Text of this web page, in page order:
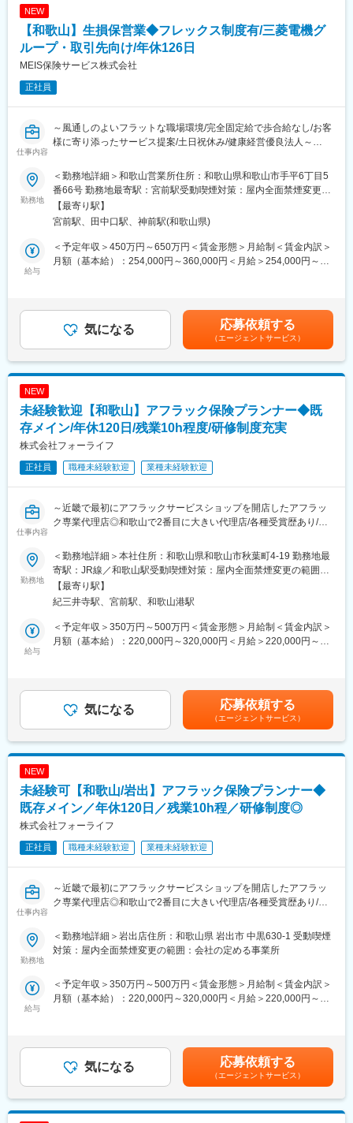
NEW
【和歌山】生損保営業◆フレックス制度有/三菱電機グ
ループ・取引先向け/年休126日
MEIS保険サービス株式会社
正社員
仕事内容
～風通しのよいフラットな職場環境/完全固定給で歩合給なし/お客
様に寄り添ったサービス提案/土日祝休み/健康経営優良法人～
■業務概要：
三菱電機グループの社員・OB・OG・家族、及び三菱電機グルー
プの取引先企業へ生損保商品の提案をしていただきます。
■具体的な業務内容：
＜個人向け＞ ※個人営業が6割～7割程度です。
三菱電機グループの従業員とその家族等への・キャンペーンのご
アンケートキャンペーン/8～10月：三菱電機グループ保険一斉募
＜法人向け＞
三菱電機グループ各社と取引先への企業活動から生まれるあらゆ
るリスクに対応する保険商品・サービスのご案内いたします。
※業務の都合によっては会社外の職務に従事するため出向又は転属
■働き方：
残業時間は20時間～30時間程度で、年間休日126日、フレックス
い制度が整っております。健康経営優良法人2026（中小企業法人
部門）」にも認定されております。
■当ポジションの魅力：
ひとりひとりと長くお付き合いするため、お客様のニーズにあっ
た商品を提案することを大切にしています。また、保険代理店の
・損害保険5社
（東京海上日動火災保険、明治安田損害保険、あいおいニッセイ
・生命保険3社
変更の範囲：会社の定める業務
勤務地
＜勤務地詳細＞和歌山営業所住所：和歌山県和歌山市手平6丁目5
番66号 勤務地最寄駅：宮前駅受動喫煙対策：屋内全面禁煙変更の
範囲：会社の定める事業所（リモートワーク含む）
【最寄り駅】
宮前駅、田中口駅、神前駅(和歌山県)
給与
＜予定年収＞450万円～650万円＜賃金形態＞月給制＜賃金内訳＞
月額（基本給）：254,000円～360,000円＜月給＞254,000円～
ます。賃金はあくまでも目安の金額であり、選考を通じて上下す
る可能性があります。月給(月額)は固定手当を含めた表記です。
気になる 応募依頼する
（エージェントサービス）
NEW
未経験歓迎【和歌山】アフラック保険プランナー◆既
存メイン/年休120日/残業10h程度/研修制度充実
株式会社フォーライフ
正社員 職種未経験歓迎 業種未経験歓迎
仕事内容
～近畿で最初にアフラックサービスショップを開店したアフラッ
ク専業代理店◎和歌山で2番目に大きい代理店/各種受賞歴あり/平
休取得実績あり～
■業務内容：
アフラック専門のサービスショップ(保険相談カウンター)にて、お
客様のご意向に沿った商品を提案いただきます。
お客様が理想とするライフプランを実現できるよう、丁寧なヒア
リングと提案を行います。
◆2か月目：先輩社員の接客に同席し、お客様のご意向ヒアリング
方法や提案手法を学びます。
◆3か月目：ご自身で接客を行います。接客後は先輩社員と振り返
・来店されたお客様への相談対応
・お客様のライフプラン(結婚、出産、転職など)をヒアリング
・がん保険、医療保険、介護保険などの見直し、追加提案
20～60代の方々にご活躍いただいております。
◎無理なく長期的に就業可能！
平均在籍年数15年、残業月平均10h程度、有給消化率 95%で最大
◎ノルマ無しで、インセンティブでしっかり稼げる！
固定給とインセンティブで安定と収入アップを両立しておりま
み重ねが提案の幅や成果につながります。
■当社について：
近畿で1番最初にアフラックサービスショップを開店したこともあ
勤務地
＜勤務地詳細＞本社住所：和歌山県和歌山市秋葉町4-19 勤務地最
寄駅：JR線／和歌山駅受動喫煙対策：屋内全面禁煙変更の範囲：
会社の定める事業所
【最寄り駅】
紀三井寺駅、宮前駅、和歌山港駅
給与
＜予定年収＞350万円～500万円＜賃金形態＞月給制＜賃金内訳＞
月額（基本給）：220,000円～320,000円＜月給＞220,000円～
あります。月給(月額)は固定手当を含めた表記です。
気になる 応募依頼する
（エージェントサービス）
NEW
未経験可【和歌山/岩出】アフラック保険プランナー◆
既存メイン／年休120日／残業10h程／研修制度◎
株式会社フォーライフ
正社員 職種未経験歓迎 業種未経験歓迎
仕事内容
～近畿で最初にアフラックサービスショップを開店したアフラッ
ク専業代理店◎和歌山で2番目に大きい代理店/各種受賞歴あり/平
休取得実績あり～
■業務内容：
お客様が理想とするライフプランを実現できるよう、丁寧なヒア
リングと提案を行います。
知識研修を行います。
◆2か月目：先輩社員の接客に同席し、お客様のご意向ヒアリング
方法や提案手法を学びます。
◆3か月目：ご自身で接客を行います。接客後は先輩社員と振り返
り/フィードバックを受けながらスキルを高めていきます。
勤務地
＜勤務地詳細＞岩出店住所：和歌山県 岩出市 中黒630-1 受動喫煙
対策：屋内全面禁煙変更の範囲：会社の定める事業所
給与
＜予定年収＞350万円～500万円＜賃金形態＞月給制＜賃金内訳＞
月額（基本給）：220,000円～320,000円＜月給＞220,000円～
あります。月給(月額)は固定手当を含めた表記です。
気になる 応募依頼する
（エージェントサービス）